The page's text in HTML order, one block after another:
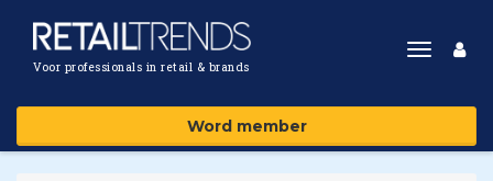
Voor professionals in retail & brands
Toggle
Word member